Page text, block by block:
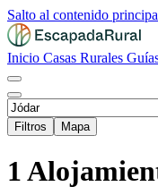
Salto al contenido
Inicio Casas Rurales
Filtros
Mapa
1